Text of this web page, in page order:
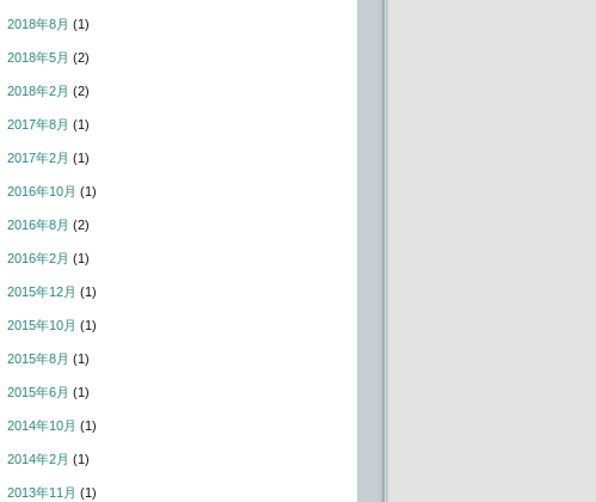
2018年8月 (1)
2018年5月 (2)
2018年2月 (2)
2017年8月 (1)
2017年2月 (1)
2016年10月 (1)
2016年8月 (2)
2016年2月 (1)
2015年12月 (1)
2015年10月 (1)
2015年8月 (1)
2015年6月 (1)
2014年10月 (1)
2014年2月 (1)
2013年11月 (1)